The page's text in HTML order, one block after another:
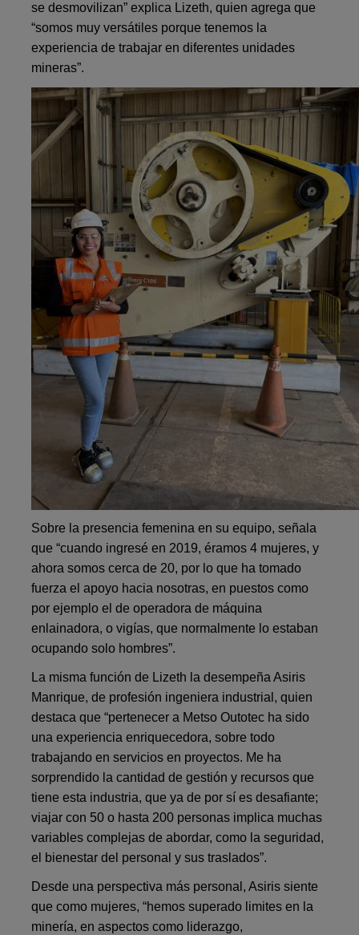
se desmovilizan” explica Lizeth, quien agrega que
“somos muy versátiles porque tenemos la
experiencia de trabajar en diferentes unidades
mineras”.
Sobre la presencia femenina en su equipo, señala
que “cuando ingresé en 2019, éramos 4 mujeres, y
ahora somos cerca de 20, por lo que ha tomado
fuerza el apoyo hacia nosotras, en puestos como
por ejemplo el de operadora de máquina
enlainadora, o vigías, que normalmente lo estaban
ocupando solo hombres”.
La misma función de Lizeth la desempeña Asiris
Manrique, de profesión ingeniera industrial, quien
destaca que “pertenecer a Metso Outotec ha sido
una experiencia enriquecedora, sobre todo
trabajando en servicios en proyectos. Me ha
sorprendido la cantidad de gestión y recursos que
tiene esta industria, que ya de por sí es desafiante;
viajar con 50 o hasta 200 personas implica muchas
variables complejas de abordar, como la seguridad,
el bienestar del personal y sus traslados”.
Desde una perspectiva más personal, Asiris siente
que como mujeres, “hemos superado limites en la
minería, en aspectos como liderazgo,